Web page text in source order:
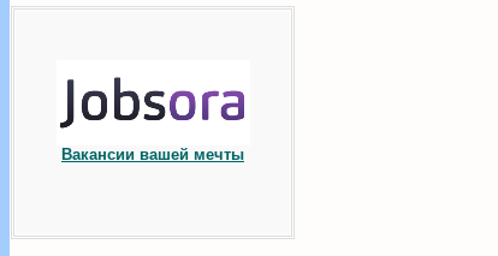
Вакансии вашей мечты